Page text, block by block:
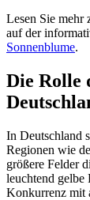
Lesen Sie mehr
auf der
Sonnenblume.
Die Rolle
In Deutschland
Regionen wie
größere Felder
leuchtend gelbe
Konkurrenz mit